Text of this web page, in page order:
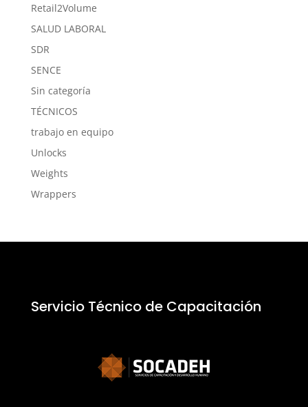
Retail2Volume
SALUD LABORAL
SDR
SENCE
Sin categoría
TÉCNICOS
trabajo en equipo
Unlocks
Weights
Wrappers
Servicio Técnico de Capacitación